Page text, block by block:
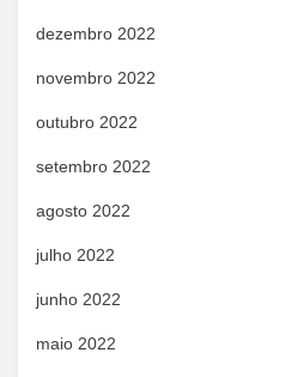
dezembro 2022
novembro 2022
outubro 2022
setembro 2022
agosto 2022
julho 2022
junho 2022
maio 2022